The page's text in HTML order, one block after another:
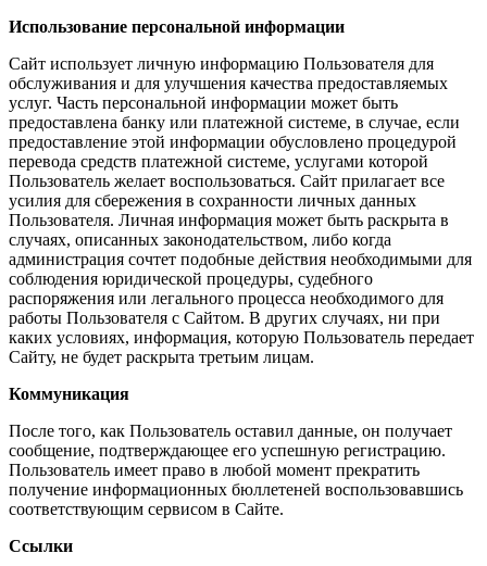
Использование персональной информации
Сайт использует личную информацию Пользователя для
обслуживания и для улучшения качества предоставляемых
услуг. Часть персональной информации может быть
предоставлена банку или платежной системе, в случае, если
предоставление этой информации обусловлено процедурой
перевода средств платежной системе, услугами которой
Пользователь желает воспользоваться. Сайт прилагает все
усилия для сбережения в сохранности личных данных
Пользователя. Личная информация может быть раскрыта в
случаях, описанных законодательством, либо когда
администрация сочтет подобные действия необходимыми для
соблюдения юридической процедуры, судебного
распоряжения или легального процесса необходимого для
работы Пользователя с Сайтом. В других случаях, ни при
каких условиях, информация, которую Пользователь передает
Сайту, не будет раскрыта третьим лицам.
Коммуникация
После того, как Пользователь оставил данные, он получает
сообщение, подтверждающее его успешную регистрацию.
Пользователь имеет право в любой момент прекратить
получение информационных бюллетеней воспользовавшись
соответствующим сервисом в Сайте.
Ссылки